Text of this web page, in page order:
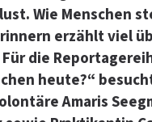
Wie Menschen
erzählt viel
die
heute?“
Amaris